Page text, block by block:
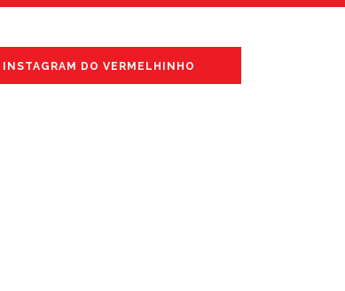
INSTAGRAM DO VERMELHINHO